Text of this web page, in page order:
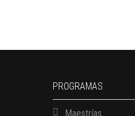
PROGRAMAS
Maestrías